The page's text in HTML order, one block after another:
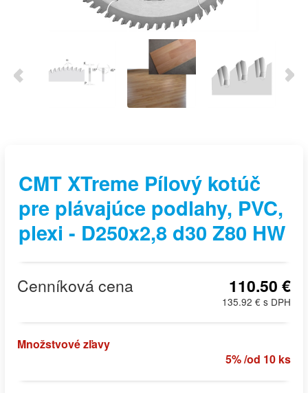
CMT XTreme Pílový kotúč
pre plávajúce podlahy, PVC,
plexi - D250x2,8 d30 Z80 HW
Cenníková cena 110.50 €
135.92 € s DPH
Množstvové zľavy
5% /od 10 ks